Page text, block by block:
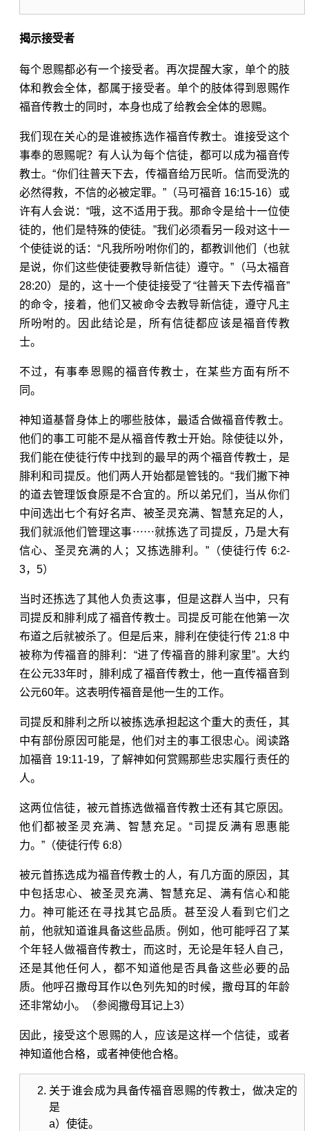
揭示接受者
每个恩赐都必有一个接受者。再次提醒大家，单个的肢
体和教会全体，都属于接受者。单个的肢体得到恩赐作
福音传教士的同时，本身也成了给教会全体的恩赐。
我们现在关心的是谁被拣选作福音传教士。谁接受这个
事奉的恩赐呢？有人认为每个信徒，都可以成为福音传
教士。“你们往普天下去，传福音给万民听。信而受洗的
必然得救，不信的必被定罪。”（马可福音 16:15-16）或
许有人会说：“哦，这不适用于我。那命令是给十一位使
徒的，他们是特殊的使徒。”我们必须看另一段对这十一
个使徒说的话：“凡我所吩咐你们的，都教训他们（也就
是说，你们这些使徒要教导新信徒）遵守。”（马太福音
28:20）是的，这十一个使徒接受了“往普天下去传福音”
的命令，接着，他们又被命令去教导新信徒，遵守凡主
所吩咐的。因此结论是，所有信徒都应该是福音传教
士。
不过，有事奉恩赐的福音传教士，在某些方面有所不
同。
神知道基督身体上的哪些肢体，最适合做福音传教士。
他们的事工可能不是从福音传教士开始。除使徒以外，
我们能在使徒行传中找到的最早的两个福音传教士，是
腓利和司提反。他们两人开始都是管钱的。“我们撇下神
的道去管理饭食原是不合宜的。所以弟兄们，当从你们
中间选出七个有好名声、被圣灵充满、智慧充足的人，
我们就派他们管理这事⋯⋯就拣选了司提反，乃是大有
信心、圣灵充满的人；又拣选腓利。”（使徒行传 6:2-
3，5）
当时还拣选了其他人负责这事，但是这群人当中，只有
司提反和腓利成了福音传教士。司提反可能在他第一次
布道之后就被杀了。但是后来，腓利在使徒行传 21:8中
被称为传福音的腓利：“进了传福音的腓利家里”。大约
在公元33年时，腓利成了福音传教士，他一直传福音到
公元60年。这表明传福音是他一生的工作。
司提反和腓利之所以被拣选承担起这个重大的责任，其
中有部份原因可能是，他们对主的事工很忠心。阅读路
加福音 19:11-19，了解神如何赏赐那些忠实履行责任的
人。
这两位信徒，被元首拣选做福音传教士还有其它原因。
他们都被圣灵充满、智慧充足。“司提反满有恩惠能
力。”（使徒行传 6:8）
被元首拣选成为福音传教士的人，有几方面的原因，其
中包括忠心、被圣灵充满、智慧充足、满有信心和能
力。神可能还在寻找其它品质。甚至没人看到它们之
前，他就知道谁具备这些品质。例如，他可能呼召了某
个年轻人做福音传教士，而这时，无论是年轻人自己，
还是其他任何人，都不知道他是否具备这些必要的品
质。他呼召撒母耳作以色列先知的时候，撒母耳的年龄
还非常幼小。（参阅撒母耳记上3）
因此，接受这个恩赐的人，应该是这样一个信徒，或者
神知道他合格，或者神使他合格。
关于谁会成为具备传福音恩赐的传教士，做决定的
是
a）使徒。